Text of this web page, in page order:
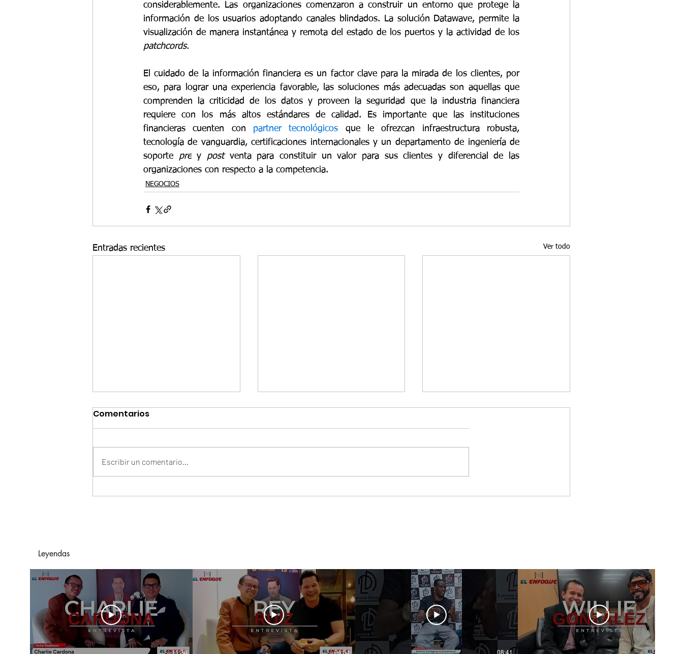
considerablemente. Las organizaciones comenzaron a construir un entorno que protege la
información de los usuarios adoptando canales blindados. La solución Datawave, permite la
visualización de manera instantánea y remota del estado de los puertos y la actividad de los
patchcords.
El cuidado de la información financiera es un factor clave para la mirada de los clientes, por
eso, para lograr una experiencia favorable, las soluciones más adecuadas son aquellas que
comprenden la criticidad de los datos y proveen la seguridad que la industria financiera
requiere con los más altos estándares de calidad. Es importante que las instituciones
financieras cuenten con partner tecnológicos que le ofrezcan infraestructura robusta,
tecnología de vanguardia, certificaciones internacionales y un departamento de ingeniería de
soporte pre y post venta para constituir un valor para sus clientes y diferencial de las
organizaciones con respecto a la competencia.
NEGOCIOS
Entradas recientes Ver todo
Parque Arauco consolida
El Enfoque Colombia
Crear empresa es
Comentarios
Escribir un comentario...
Leyendas
11:36 04:51 08:41